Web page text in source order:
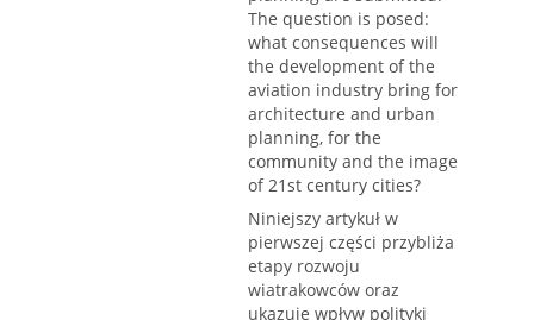
The question is posed:
what consequences will
the development of the
aviation industry bring for
architecture and urban
planning, for the
community and the image
of 21st century cities?
Niniejszy artykuł w
pierwszej części przybliża
etapy rozwoju
wiatrakowców oraz
ukazuje wpływ polityki